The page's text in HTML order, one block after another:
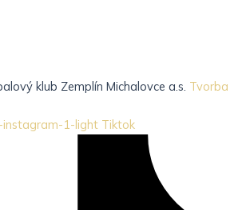
klub Zemplín Michalovce a.s. Tvorba
instagram-1-light Tiktok